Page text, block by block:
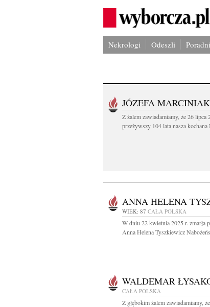
Nekrologi Odeszli
JÓZEFA MARCINIAK
Z żalem zawiadamiamy, że 26 lipca
przeżywszy 104 lata nasza kochana
ANNA HELENA
WIEK: 87 CAŁA POLSKA
W dniu 22 kwietnia 2025 r. zmarła
Anna Helena Tyszkiewicz
WALDEMAR
CAŁA POLSKA
Z głębokim żalem zawiadamiamy,